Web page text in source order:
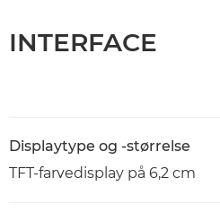
INTERFACE
Displaytype og -størrelse
TFT-farvedisplay på 6,2 cm